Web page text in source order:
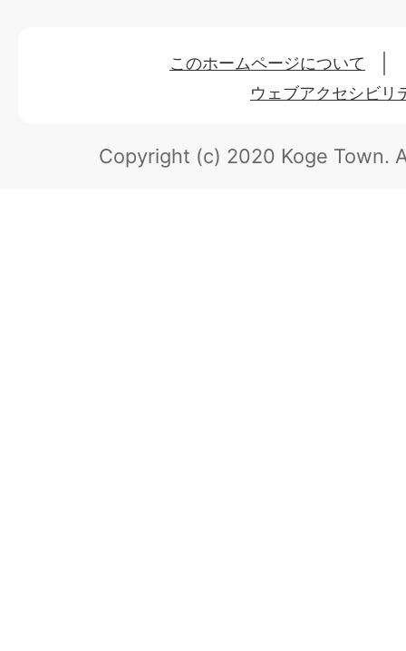
このホームページについて
ウェブアクセシビリ
Copyright (c) 2020 Koge Town.